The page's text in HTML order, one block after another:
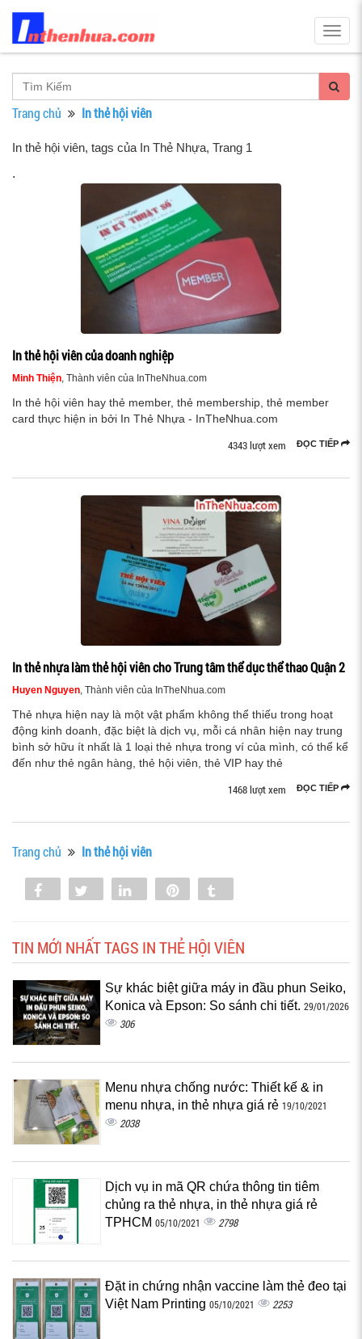
Trang chủ In thẻ hội viên
In thẻ hội viên, tags của In Thẻ Nhựa, Trang 1
.
In thẻ hội viên của doanh nghiệp
Minh Thiện, Thành viên của InTheNhua.com
In thẻ hội viên hay thẻ member, thẻ membership, thẻ member
card thực hiện in bởi In Thẻ Nhựa - InTheNhua.com
ĐỌC TIẾP
4343 lượt xem
In thẻ nhựa làm thẻ hội viên cho Trung tâm thể dục thể thao Quận 2
Huyen Nguyen, Thành viên của InTheNhua.com
Thẻ nhựa hiện nay là một vật phẩm không thể thiếu trong hoạt
động kinh doanh, đặc biệt là dịch vụ, mỗi cá nhân hiện nay trung
bình sở hữu ít nhất là 1 loại thẻ nhựa trong ví của mình, có thể kể
đến như thẻ ngân hàng, thẻ hội viên, thẻ VIP hay thẻ
ĐỌC TIẾP
1468 lượt xem
Trang chủ In thẻ hội viên
Share Tweet Share
TIN MỚI NHẤT TAGS IN THẺ HỘI VIÊN
Sự khác biệt giữa máy in đầu phun Seiko,
Konica và Epson: So sánh chi tiết. 29/01/2026
306
Menu nhựa chống nước: Thiết kế & in
menu nhựa, in thẻ nhựa giá rẻ 19/10/2021
2038
Dịch vụ in mã QR chứa thông tin tiêm
chủng ra thẻ nhựa, in thẻ nhựa giá rẻ
TPHCM 05/10/2021 2798
Đặt in chứng nhận vaccine làm thẻ đeo tại
Việt Nam Printing 05/10/2021 2253